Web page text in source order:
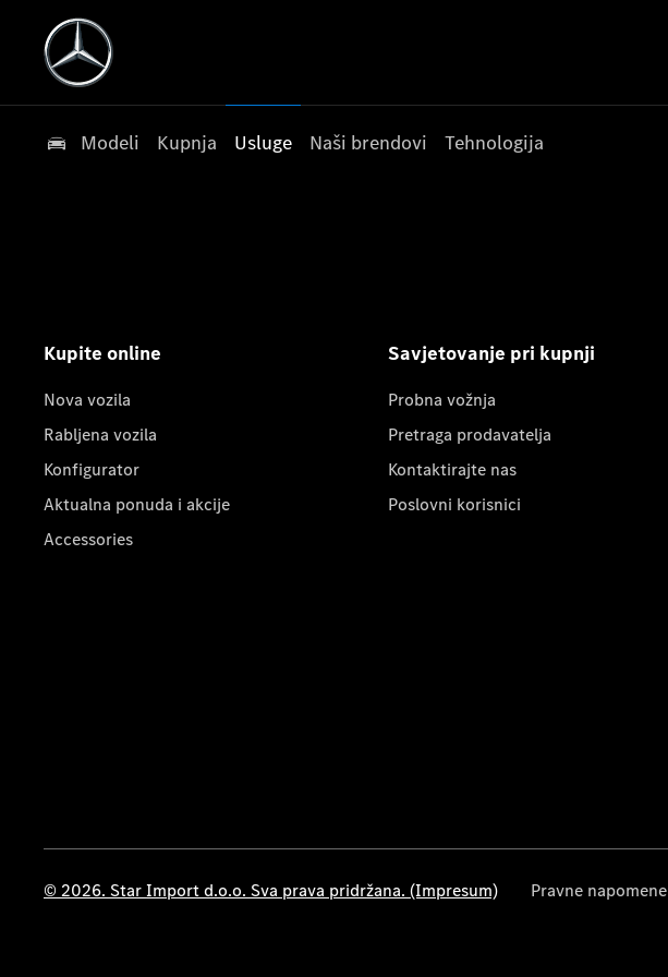
Modeli Kupnja Usluge Naši brendovi Tehnologija
Kupite online
Nova vozila
Rabljena vozila
Konfigurator
Aktualna ponuda i akcije
Accessories
Savjetovanje pri kupnji
Probna vožnja
Pretraga prodavatelja
Kontaktirajte nas
Poslovni korisnici
© 2026. Star Import d.o.o. Sva prava pridržana. (Impresum) Pravne napomene